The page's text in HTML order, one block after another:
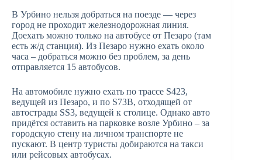
В Урбино нельзя добраться на поезде — через
город не проходит железнодорожная линия.
Доехать можно только на автобусе от Пезаро (там
есть ж/д станция). Из Пезаро нужно ехать около
часа – добраться можно без проблем, за день
отправляется 15 автобусов.
На автомобиле нужно ехать по трассе S423,
ведущей из Пезаро, и по S73B, отходящей от
автострады SS3, ведущей к столице. Однако авто
придётся оставить на парковке возле Урбино – за
городскую стену на личном транспорте не
пускают. В центр туристы добираются на такси
или рейсовых автобусах.